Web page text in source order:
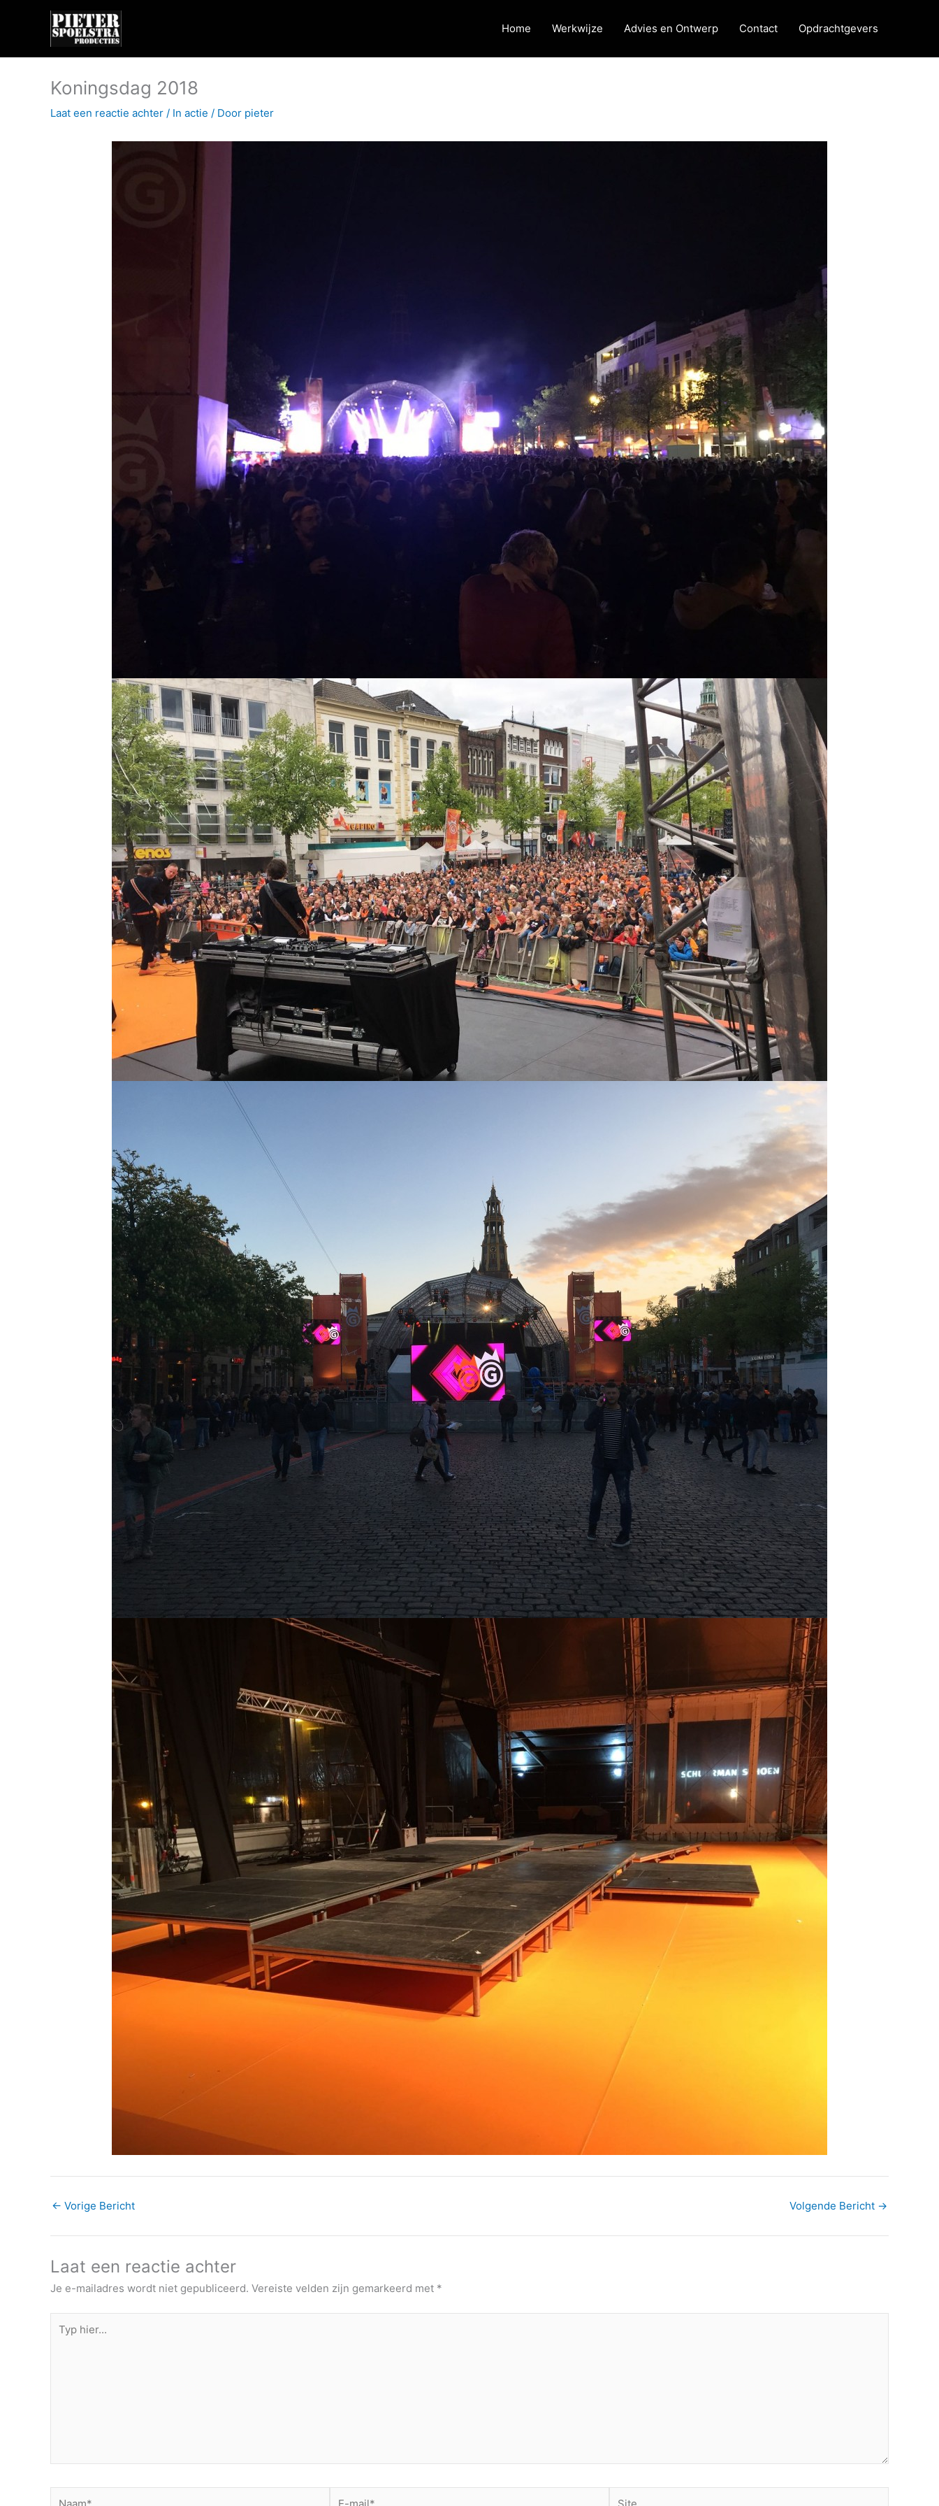
inhoud
Home Werkwijze Advies en Ontwerp Contact Opdrachtgevers
Koningsdag 2018
Laat een reactie achter / In actie / Door pieter
← Vorige Bericht Volgende Bericht →
Laat een reactie achter
Je e-mailadres wordt niet gepubliceerd. Vereiste velden zijn gemarkeerd met *
hier...